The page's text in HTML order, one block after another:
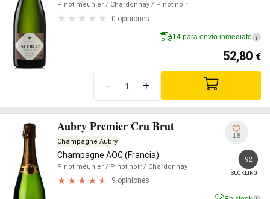
Pinot meunier / Chardonnay / Pinot noir
0 opiniones
14 para envío inmediato i
52,80 €
- +
Aubry Premier Cru Brut
Champagne Aubry
Champagne AOC (Francia)
Pinot meunier / Pinot noir / Chardonnay
9 opiniones
18
92
SUCKLING